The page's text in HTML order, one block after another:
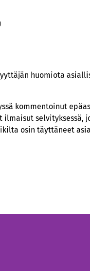
huomiota
kommentoinut
selvityksessä,
osin täyttäneet